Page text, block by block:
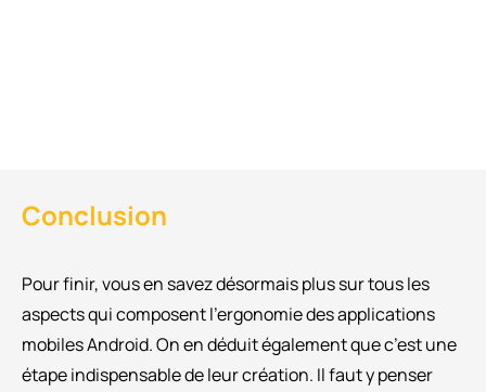
Conclusion
Pour finir, vous en savez désormais plus sur tous les
aspects qui composent l’ergonomie des applications
mobiles Android. On en déduit également que c’est une
étape indispensable de leur création. Il faut y penser